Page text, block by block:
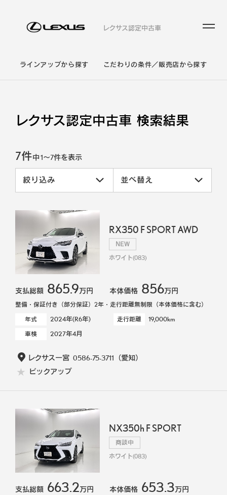
レクサス認定中古車
ラインアップから探す こだわりの条件／販売店から探す
レクサス認定中古車 検索結果
7件中1～7件を表示
絞り込み 並べ替え
RX350 F SPORT AWD
NEW
ホワイト(083)
支払総額 865.9万円 本体価格 856万円
整備・保証付き（部分保証）2年・走行距離無制限（本体価格に含む）
年式
2024年(R6年) 走行距離 19,000km
車検 2027年4月
レクサス一宮 0586-75-3711 （愛知）
ピックアップ
NX350h F SPORT
商談中
ホワイト(083)
支払総額 663.2万円 本体価格 653.3万円